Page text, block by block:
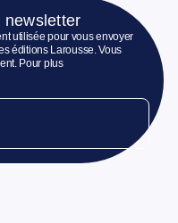
newsletter
utilisée pour vous envoyer
éditions Larousse. Vous
Pour plus